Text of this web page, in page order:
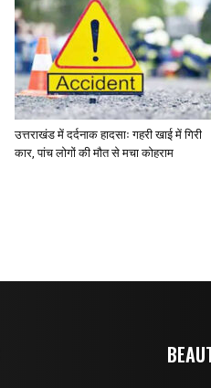
उत्तराखंड में दर्दनाक हादसाः गहरी खाई में गिरी
कार, पांच लोगों की मौत से मचा कोहराम